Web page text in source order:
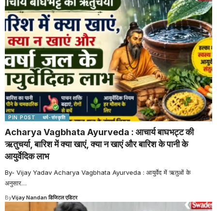
PIN POST धर्म-संस्कृति
Acharya Vagbhata Ayurveda : आचार्य बाघभट्ट की
ऋतुचर्या, बारिश में क्या खाएं, क्या न खाएं और बारिश के पानी के
आयुर्वेदिक लाभ
By- Vijay Yadav Acharya Vagbhata Ayurveda : आयुर्वेद में ऋतुओं के
अनुसार…
ByVijay Nandan डिजिटल एडिटर